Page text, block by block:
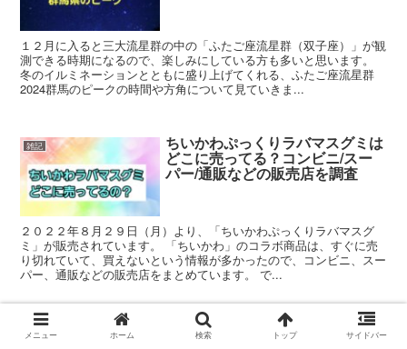
１２月に入ると三大流星群の中の「ふたご座流星群（双子座）」が観
測できる時期になるので、楽しみにしている方も多いと思います。
冬のイルミネーションとともに盛り上げてくれる、ふたご座流星群
2024群馬のピークの時間や方角について見ていきま...
雑記 ちいかわぷっくりラバマスグミは
どこに売ってる？コンビニ/スー
パー/通販などの販売店を調査
２０２２年８月２９日（月）より、「ちいかわぷっくりラバマスグ
ミ」が販売されています。 「ちいかわ」のコラボ商品は、すぐに売
り切れていて、買えないという情報が多かったので、コンビニ、スー
パー、通販などの販売店をまとめています。 で...
雑記 アラジンのアニメのキャラクター
全て一覧まとめ！日本語吹き替え
メニュー ホーム 検索 トップ サイドバー